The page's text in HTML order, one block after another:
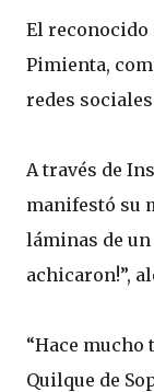
El reconocido
Pimienta,
redes
A través de
manifestó su
láminas de un
achicaron!”,
“Hace mucho
Quilque de